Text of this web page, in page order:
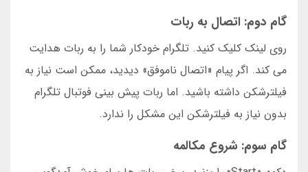
گام دوم: اتصال به ربات
روی لینک کلیک کنید. تلگرام خودکار شما را به ربات هدایت
می کند. اگر پیام «اتصال ناموفق» دیدید، ممکن است نیاز به
فیلترشکن داشته باشید. اما ربات پیش بینی فوتبال تلگرام
بدون نیاز به فیلترشکن این مشکل را ندارد.
گام سوم: شروع مکالمه